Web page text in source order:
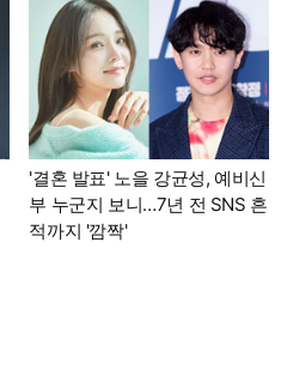
'결혼 발표' 노을 강균성, 예비신
부 누군지 보니…7년 전 SNS 흔
적까지 '깜짝'